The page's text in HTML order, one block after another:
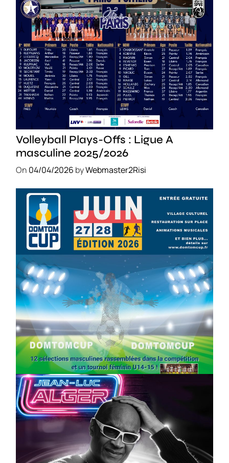
Volleyball Plays-Offs : Ligue A
masculine 2025/2026
On 04/04/2026 byWebmaster2Risi
SPORT COMPÉTITIONS FOOTBALL JEUNESSE & SPORTS
Foot : la DTC 2026 approche
On03/04/2026byWebmaster2Risi